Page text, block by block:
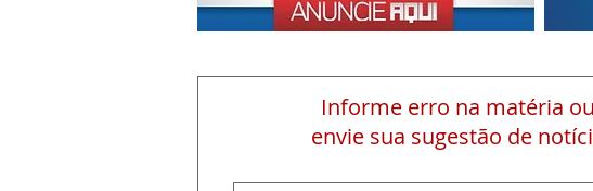
Informe erro na matéria ou
envie sua sugestão de